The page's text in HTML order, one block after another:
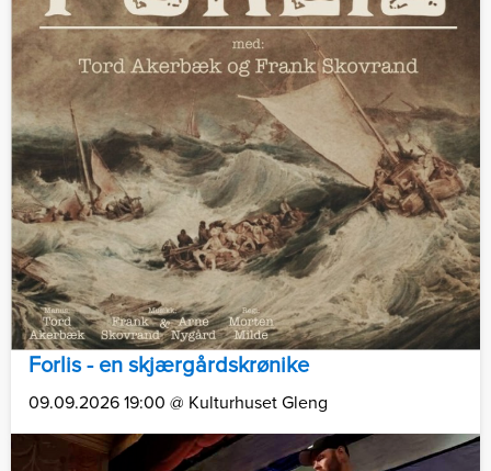
Forlis - en skjærgårdskrønike
09.09.2026 19:00 @ Kulturhuset Gleng